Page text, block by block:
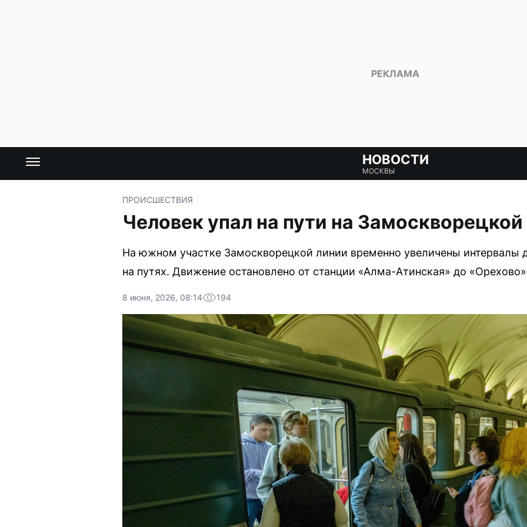
НОВОСТИ
МОСКВЫ
ПРОИСШЕСТВИЯ
Человек упал на пути на
На южном участке Замоскворецкой линии временно увеличены интервалы
на путях. Движение остановлено от станции «Алма-Атинская» до
8 июня, 2026, 08:14 194